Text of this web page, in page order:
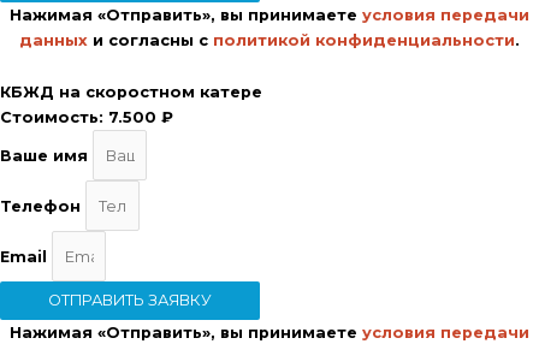
Нажимая «Отправить», вы принимаете условия передачи
данных и согласны с политикой конфиденциальности.
КБЖД на скоростном катере
Стоимость: 7.500 ₽
Ваше имя
Телефон
Email
ОТПРАВИТЬ ЗАЯВКУ
Нажимая «Отправить», вы принимаете условия передачи